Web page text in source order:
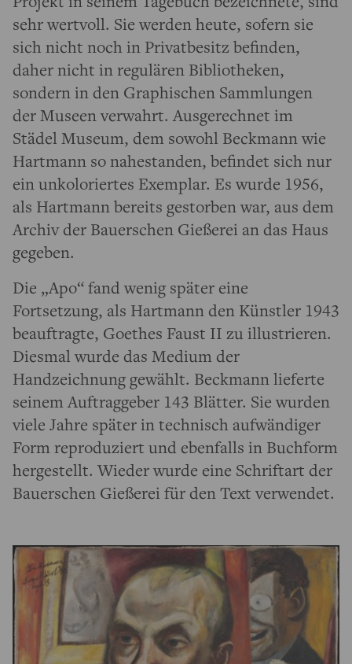
sehr wertvoll. Sie werden heute, sofern sie
sich nicht noch in Privatbesitz befinden,
daher nicht in regulären Bibliotheken,
sondern in den Graphischen Sammlungen
der Museen verwahrt. Ausgerechnet im
Städel Museum, dem sowohl Beckmann wie
Hartmann so nahestanden, befindet sich nur
ein unkoloriertes Exemplar. Es wurde 1956,
als Hartmann bereits gestorben war, aus dem
Archiv der Bauerschen Gießerei an das Haus
gegeben.
Die „Apo“ fand wenig später eine
Fortsetzung, als Hartmann den Künstler 1943
beauftragte, Goethes Faust II zu illustrieren.
Diesmal wurde das Medium der
Handzeichnung gewählt. Beckmann lieferte
seinem Auftraggeber 143 Blätter. Sie wurden
viele Jahre später in technisch aufwändiger
Form reproduziert und ebenfalls in Buchform
hergestellt. Wieder wurde eine Schriftart der
Bauerschen Gießerei für den Text verwendet.